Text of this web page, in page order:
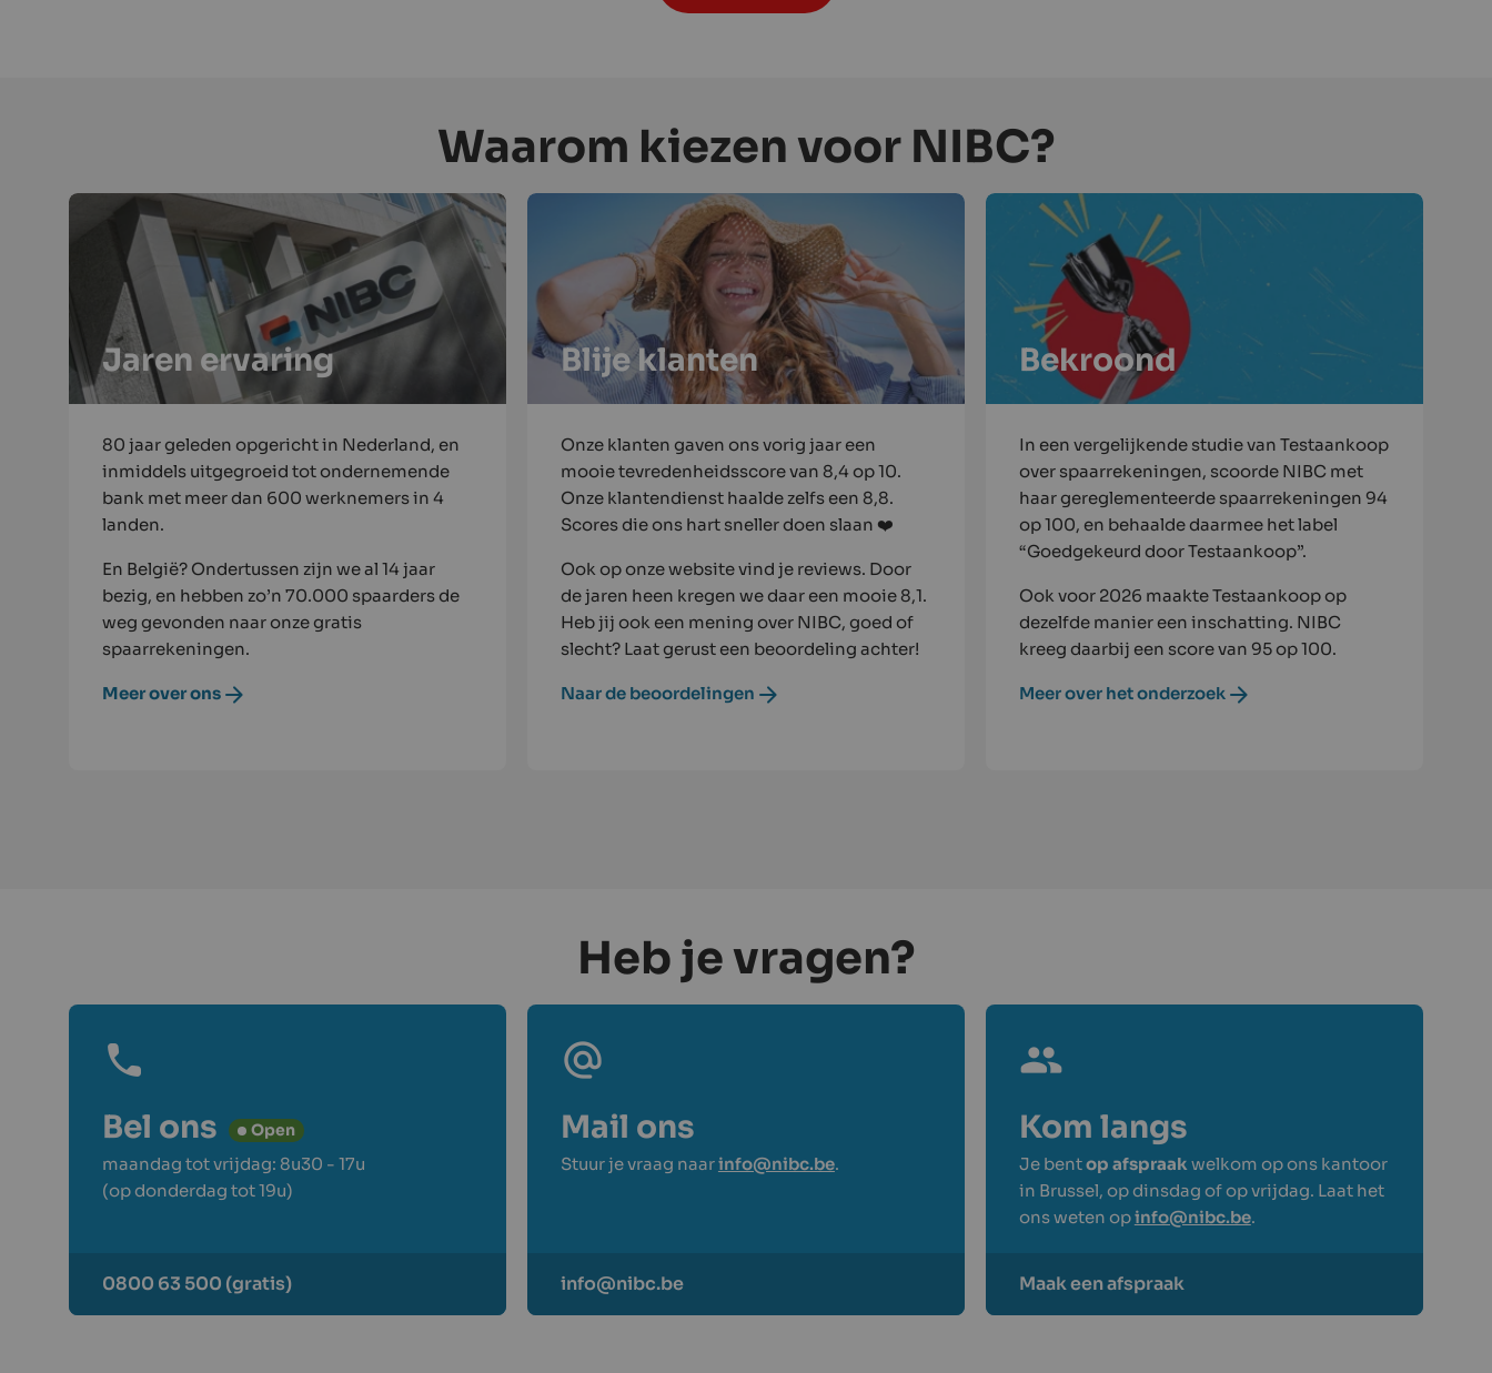
Waarom kiezen voor NIBC?
Jaren ervaring
80 jaar geleden opgericht in Nederland, en
inmiddels uitgegroeid tot ondernemende
bank met meer dan 600 werknemers in 4
landen.
En België? Ondertussen zijn we al 14 jaar
bezig, en hebben zo’n 70.000 spaarders de
weg gevonden naar onze gratis
spaarrekeningen.
Meer over ons
Blije klanten
Onze klanten gaven ons vorig jaar een
mooie tevredenheidsscore van 8,4 op 10.
Onze klantendienst haalde zelfs een 8,8.
Scores die ons hart sneller doen slaan ❤️
Ook op onze website vind je reviews. Door
de jaren heen kregen we daar een mooie 8,1.
Heb jij ook een mening over NIBC, goed of
slecht? Laat gerust een beoordeling achter!
Naar de beoordelingen
Bekroond
In een vergelijkende studie van Testaankoop
over spaarrekeningen, scoorde NIBC met
haar gereglementeerde spaarrekeningen 94
op 100, en behaalde daarmee het label
“Goedgekeurd door Testaankoop”.
Ook voor 2026 maakte Testaankoop op
dezelfde manier een inschatting. NIBC
kreeg daarbij een score van 95 op 100.
Meer over het onderzoek
Heb je vragen?
Bel ons Open
maandag tot vrijdag: 8u30 - 17u
(op donderdag tot 19u)
0800 63 500 (gratis)
Mail ons
Stuur je vraag naarinfo@nibc.be.
info@nibc.be
Kom langs
Je bentop afspraakwelkom op ons kantoor
in Brussel, op dinsdag of op vrijdag. Laat het
ons weten opinfo@nibc.be.
Maak een afspraak